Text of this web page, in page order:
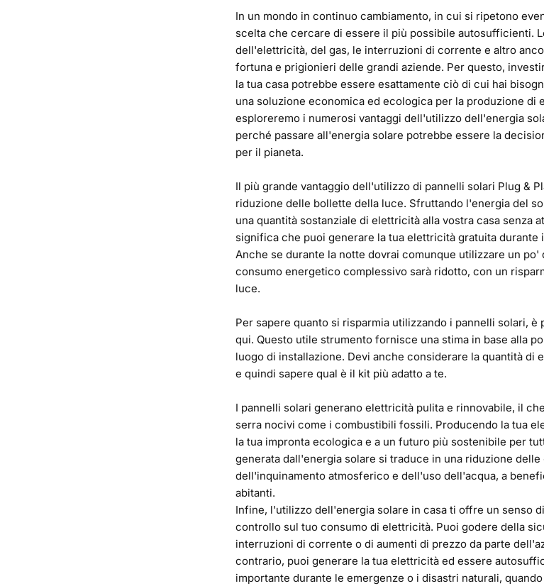
In un mondo in continuo cambiamento, in cui si ripetono
scelta che cercare di essere il più possibile autosufficienti.
dell'elettricità, del gas, le interruzioni di corrente e altro
fortuna e prigionieri delle grandi aziende. Per questo,
la tua casa potrebbe essere esattamente ciò di cui hai
una soluzione economica ed ecologica per la produzione di
esploreremo i numerosi vantaggi dell'utilizzo dell'energia
perché passare all'energia solare potrebbe essere la
per il pianeta.
Il più grande vantaggio dell'utilizzo di pannelli solari Plug &
riduzione delle bollette della luce. Sfruttando l'energia del
una quantità sostanziale di elettricità alla vostra casa senza
significa che puoi generare la tua elettricità gratuita durante
Anche se durante la notte dovrai comunque utilizzare un
consumo energetico complessivo sarà ridotto, con un
luce.
Per sapere quanto si risparmia utilizzando i pannelli solari, è
qui. Questo utile strumento fornisce una stima in base alla
luogo di installazione. Devi anche considerare la quantità di
e quindi sapere qual è il kit più adatto a te.
I pannelli solari generano elettricità pulita e rinnovabile, il
serra nocivi come i combustibili fossili. Producendo la tua
la tua impronta ecologica e a un futuro più sostenibile per
generata dall'energia solare si traduce in una riduzione
dell'inquinamento atmosferico e dell'uso dell'acqua, a
abitanti.
Infine, l'utilizzo dell'energia solare in casa ti offre un senso
controllo sul tuo consumo di elettricità. Puoi godere della
interruzioni di corrente o di aumenti di prezzo da parte
contrario, puoi generare la tua elettricità ed essere
importante durante le emergenze o i disastri naturali,